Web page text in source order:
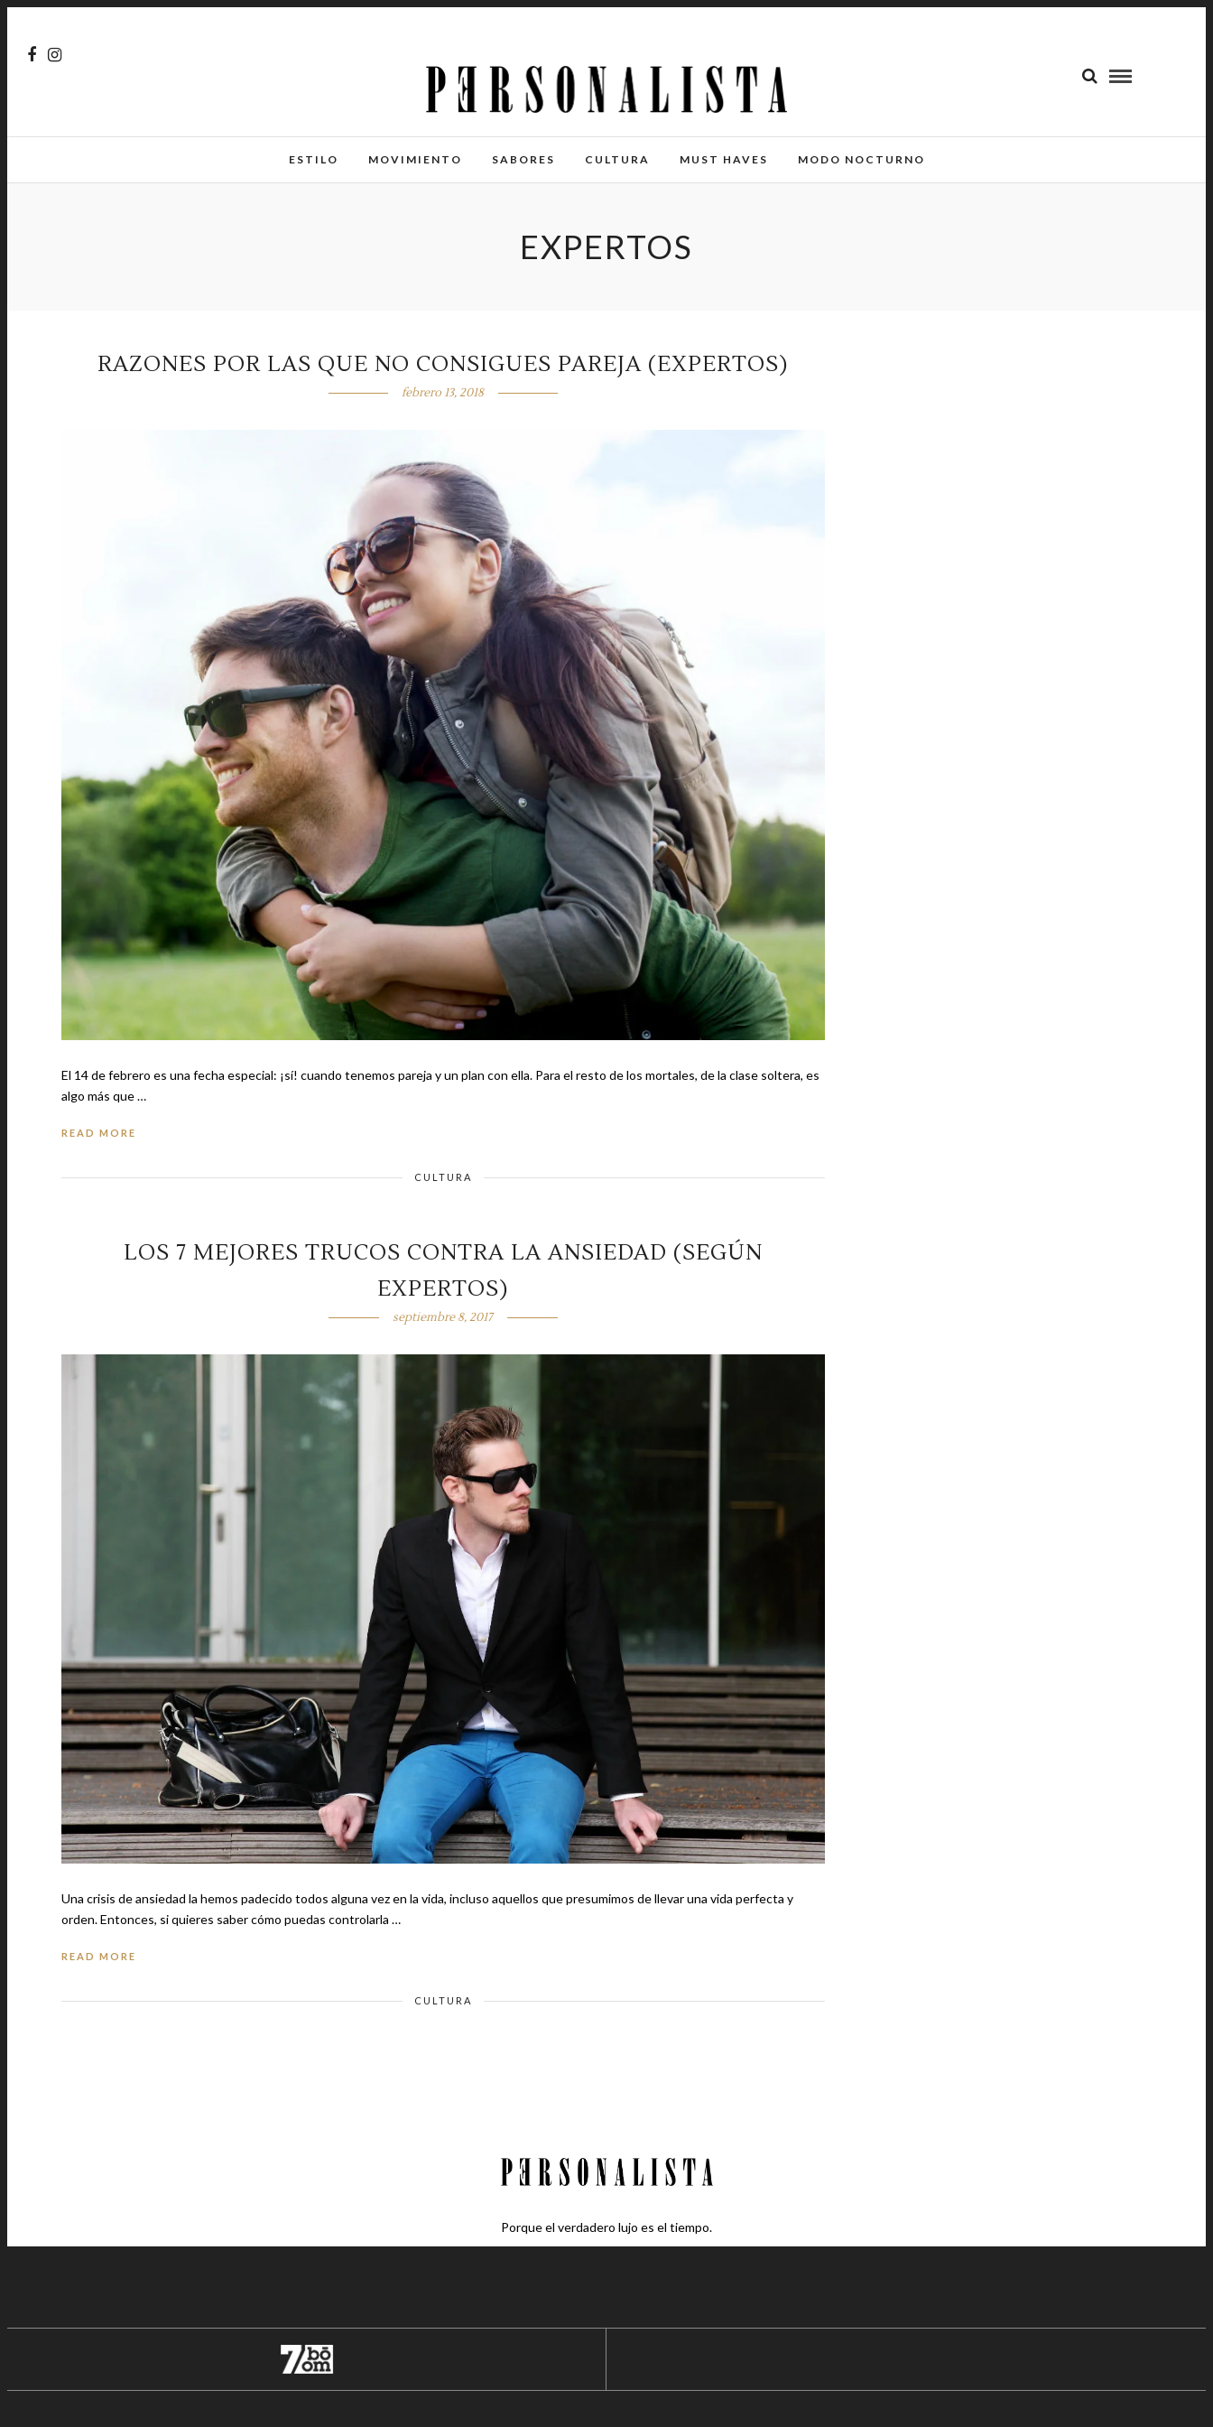
ESTILO MOVIMIENTO SABORES CULTURA MUST HAVES MODO NOCTURNO
EXPERTOS
RAZONES POR LAS QUE NO CONSIGUES PAREJA (EXPERTOS)
febrero 13, 2018
El 14 de febrero es una fecha especial: ¡sí! cuando tenemos pareja y un plan con ella. Para el resto de los mortales, de la clase soltera, es
algo más que …
READ MORE
CULTURA
LOS 7 MEJORES TRUCOS CONTRA LA ANSIEDAD (SEGÚN
EXPERTOS)
septiembre 8, 2017
Una crisis de ansiedad la hemos padecido todos alguna vez en la vida, incluso aquellos que presumimos de llevar una vida perfecta y
orden. Entonces, si quieres saber cómo puedas controlarla …
READ MORE
CULTURA
Porque el verdadero lujo es el tiempo.